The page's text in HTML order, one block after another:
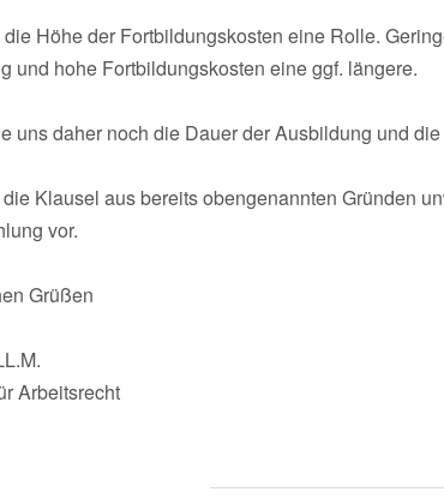
Höhe der Fortbildungskosten eine Rolle.
und hohe Fortbildungskosten eine ggf. längere.
uns daher noch die Dauer der Ausbildung und
Klausel aus bereits obengenannten Gründen
vor.
Grüßen
Arbeitsrecht